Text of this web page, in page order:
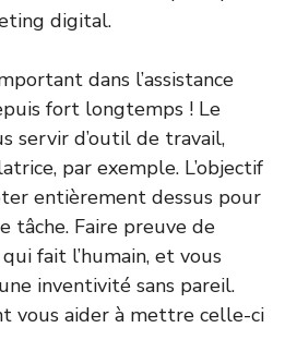
digital.
dans l’assistance
fort longtemps ! Le
servir d’outil de travail,
par exemple. L’objectif
entièrement dessus pour
tâche. Faire preuve de
fait l’humain, et vous
inventivité sans pareil.
vous aider à mettre celle-ci